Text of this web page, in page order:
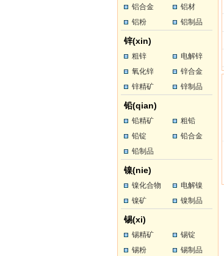
铝合金
铝材
铝粉
铝制品
锌(xin)
粗锌
电解锌
氧化锌
锌合金
锌精矿
锌制品
铅(qian)
铅精矿
粗铅
铅锭
铅合金
铅制品
镍(nie)
镍化合物
电解镍
镍矿
镍制品
锡(xi)
锡精矿
锡锭
锡粉
锡制品